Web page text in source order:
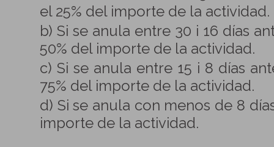
el 25% del importe de la actividad.
b) Si se anula entre 30 i 16 días
50% del importe de la actividad.
c) Si se anula entre 15 i 8 días
75% del importe de la actividad.
d) Si se anula con menos de 8
importe de la actividad.